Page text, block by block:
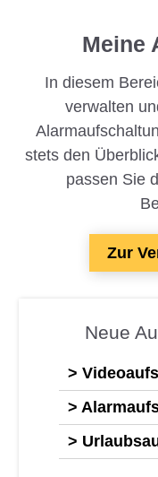
Meine
In diesem
verwalten
stets den
passen Sie
Zur
Neue
>
>
>